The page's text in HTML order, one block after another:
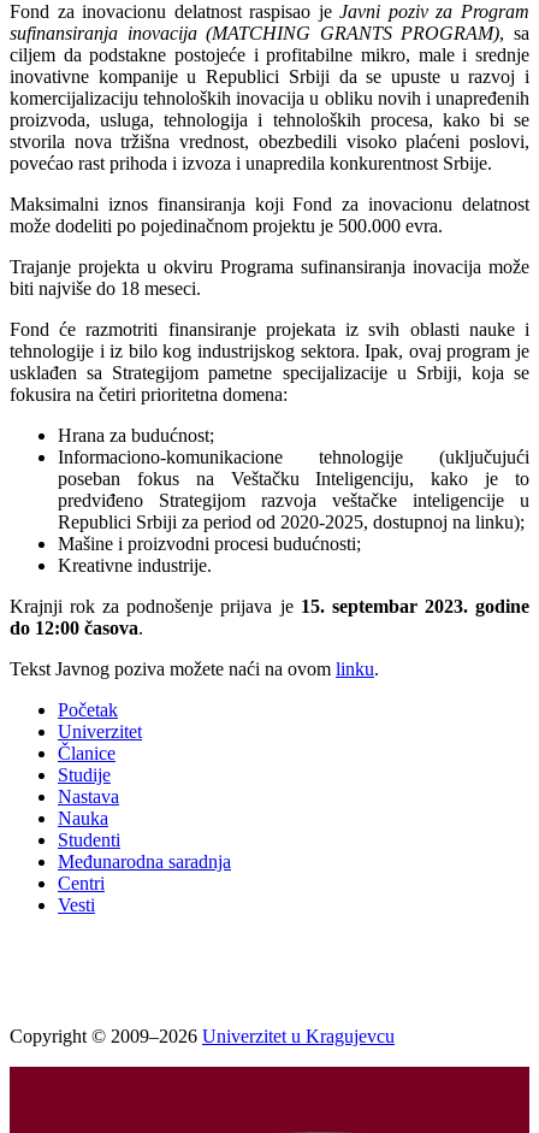
Fond za inovacionu delatnost raspisao jeJavni poziv za Program
sufinansiranja inovacija (MATCHING GRANTS PROGRAM), sa
ciljem da podstakne postojeće i profitabilne mikro, male i srednje
inovativne kompanije u Republici Srbiji da se upuste u razvoj i
komercijalizaciju tehnoloških inovacija u obliku novih i unapređenih
proizvoda, usluga, tehnologija i tehnoloških procesa, kako bi se
stvorila nova tržišna vrednost, obezbedili visoko plaćeni poslovi,
povećao rast prihoda i izvoza i unapredila konkurentnost Srbije.
Maksimalni iznos finansiranja koji Fond za inovacionu delatnost
može dodeliti po pojedinačnom projektu je 500.000 evra.
Trajanje projekta u okviru Programa sufinansiranja inovacija može
biti najviše do 18 meseci.
Fond će razmotriti finansiranje projekata iz svih oblasti nauke i
tehnologije i iz bilo kog industrijskog sektora. Ipak, ovaj program je
usklađen sa Strategijom pametne specijalizacije u Srbiji, koja se
fokusira na četiri prioritetna domena:
Hrana za budućnost;
Informaciono-komunikacione tehnologije (uključujući
poseban fokus na Veštačku Inteligenciju, kako je to
predviđeno Strategijom razvoja veštačke inteligencije u
Republici Srbiji za period od 2020-2025, dostupnoj na linku);
Mašine i proizvodni procesi budućnosti;
Kreativne industrije.
Krajnji rok za podnošenje prijava je 15. septembar 2023. godine
do 12:00 časova.
Tekst Javnog poziva možete naći na ovom linku.
Početak
Univerzitet
Članice
Studije
Nastava
Nauka
Studenti
Međunarodna saradnja
Centri
Vesti
Copyright © 2009–2026 Univerzitet u Kragujevcu